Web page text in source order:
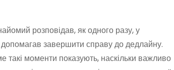
розповідав, як одного разу, у
допомагав завершити справу до дедлайну.
моменти показують, наскільки важливо